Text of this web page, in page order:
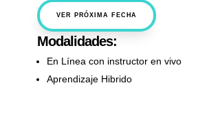
VER PRÓXIMA FECHA
Modalidades:
En Línea con instructor en vivo
Aprendizaje Hibrido